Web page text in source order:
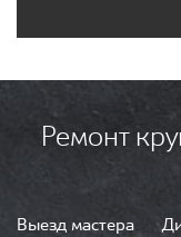
Ремонт
Выезд мастера